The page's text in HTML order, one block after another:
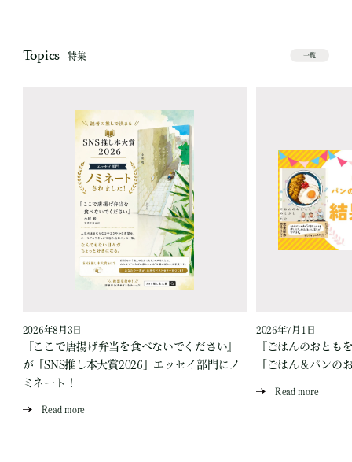
Topics 特集 一覧
2026年8月3日
『ここで唐揚げ弁当を食べないでください』
が「SNS推し本大賞2026」エッセイ部門にノ
ミネート！
Read more
2026年7月1日
『ごはんのおとも
「ごはん＆パンの
Read more